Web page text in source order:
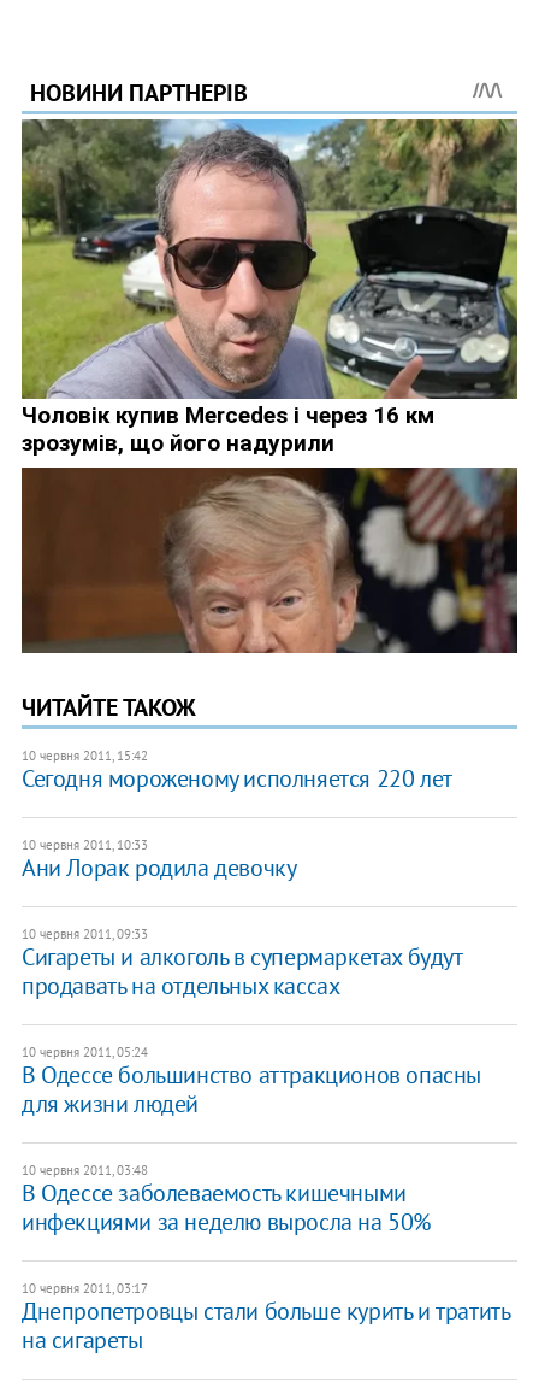
ЧИТАЙТЕ ТАКОЖ
10 червня 2011, 15:42
Сегодня мороженому исполняется 220 лет
10 червня 2011, 10:33
Ани Лорак родила девочку
10 червня 2011, 09:33
Сигареты и алкоголь в супермаркетах будут
продавать на отдельных кассах
10 червня 2011, 05:24
В Одессе большинство аттракционов опасны
для жизни людей
10 червня 2011, 03:48
В Одессе заболеваемость кишечными
инфекциями за неделю выросла на 50%
10 червня 2011, 03:17
Днепропетровцы стали больше курить и тратить
на сигареты